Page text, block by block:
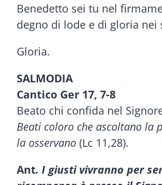
Benedetto sei tu nel
degno di lode e di gloria nei
Gloria.
SALMODIA
Cantico Ger 17, 7-8
Beato chi confida nel
Beati coloro che ascoltano la
la osservano (Lc 11,28).
Ant. I giusti vivranno per